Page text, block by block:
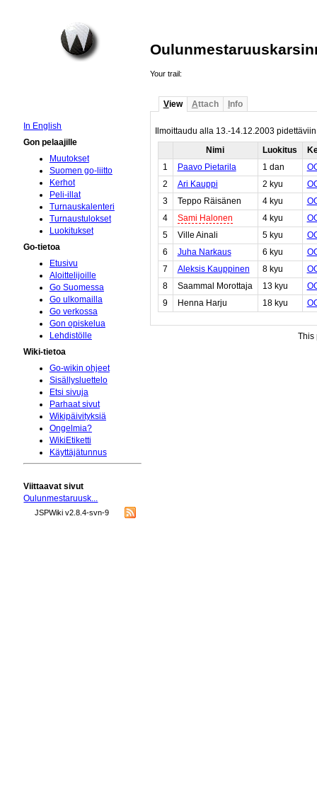
Your trail:
View Attach nfo
Ilmoittaudu alla 13.-14.12.2003
Nimi
Luokitus
1
Paavo Pietarila 1 dan
2
Ari Kauppi 2 kyu
3
Teppo Räisänen 4 kyu
4
Sami Halonen 4 kyu
5
Ville Ainali 5 kyu
6
Juha Narkaus 6 kyu
7
Aleksis Kauppinen 8 kyu
8
Saammal Morottaja 13 kyu
9
Henna Harju 18 kyu
This
In English
Gon pelaajille
Muutokset
Suomen go-liitto
Kerhot
Peli-illat
Turnauskalenteri
Turnaustulokset
Luokitukset
Go-tietoa
Etusivu
Aloittelijoille
Go Suomessa
Go ulkomailla
Go verkossa
Gon opiskelua
Lehdistölle
Wiki-tietoa
Go-wikin ohjeet
Sisällysluettelo
Etsi sivuja
Parhaat sivut
Wikipäivityksiä
Ongelmia?
WikiEtiketti
Käyttäjätunnus
Viittaavat sivut
Oulunmestaruusk...
JSPWiki v2.8.4-svn-9